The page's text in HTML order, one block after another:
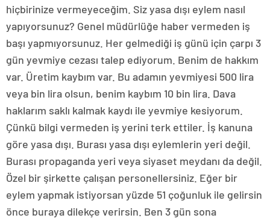
hiçbirinize vermeyeceğim. Siz yasa dışı eylem nasıl
yapıyorsunuz? Genel müdürlüğe haber vermeden iş
başı yapmıyorsunuz. Her gelmediği iş günü için çarpı 3
gün yevmiye cezası talep ediyorum. Benim de hakkım
var. Üretim kaybım var. Bu adamın yevmiyesi 500 lira
veya bin lira olsun, benim kaybım 10 bin lira. Dava
haklarım saklı kalmak kaydı ile yevmiye kesiyorum.
Çünkü bilgi vermeden iş yerini terk ettiler. İş kanuna
göre yasa dışı. Burası yasa dışı eylemlerin yeri değil.
Burası propaganda yeri veya siyaset meydanı da değil.
Özel bir şirkette çalışan personellersiniz. Eğer bir
eylem yapmak istiyorsan yüzde 51 çoğunluk ile gelirsin
önce buraya dilekçe verirsin. Ben 3 gün sona